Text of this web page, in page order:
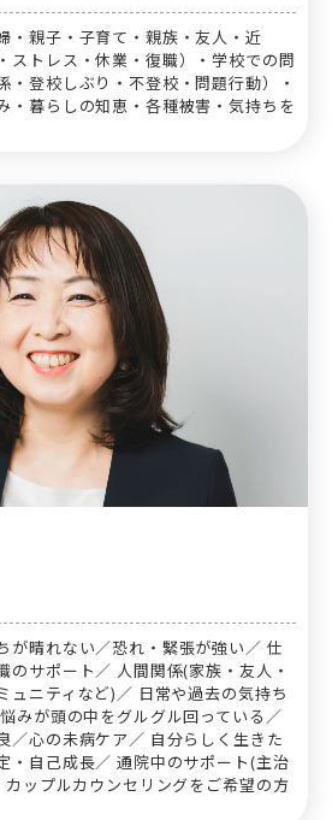
・親子・子育て・親族・友人・近
ストレス・休業・復職）・学校での問
・登校しぶり・不登校・問題行動）・
・暮らしの知恵・各種被害・気持ちを
が晴れない／恐れ・緊張が強い／ 仕
のサポート／ 人間関係(家族・友人・
ュニティなど)／ 日常や過去の気持ち
みが頭の中をグルグル回っている／
／心の未病ケア／ 自分らしく生きた
・自己成長／ 通院中のサポート(主治
ップルカウンセリングをご希望の方